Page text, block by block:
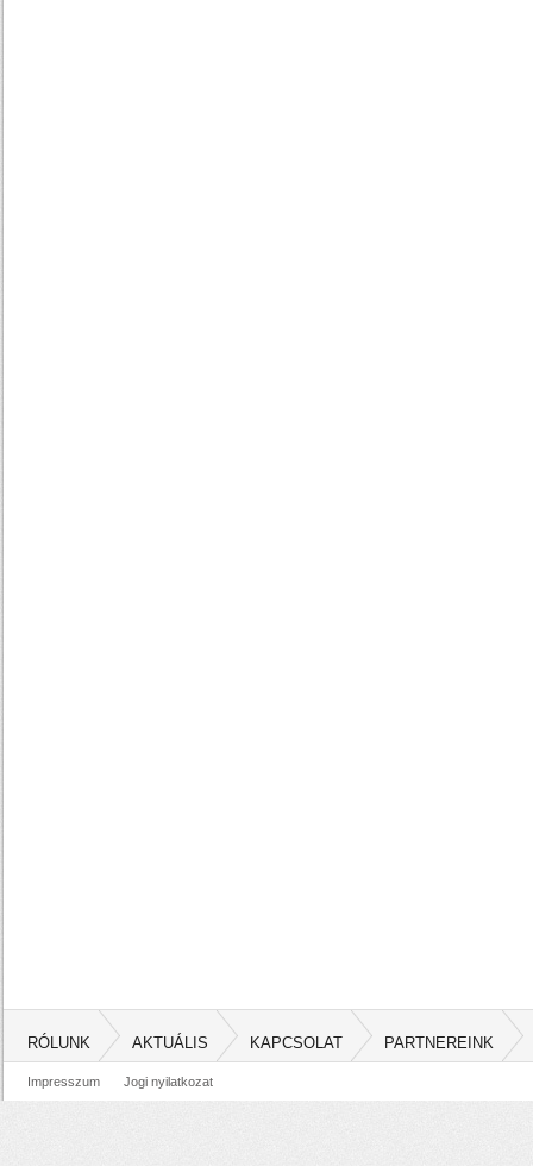
RÓLUNK AKTUÁLIS KAPCSOLAT PARTNEREINK
Impresszum Jogi nyilatkozat